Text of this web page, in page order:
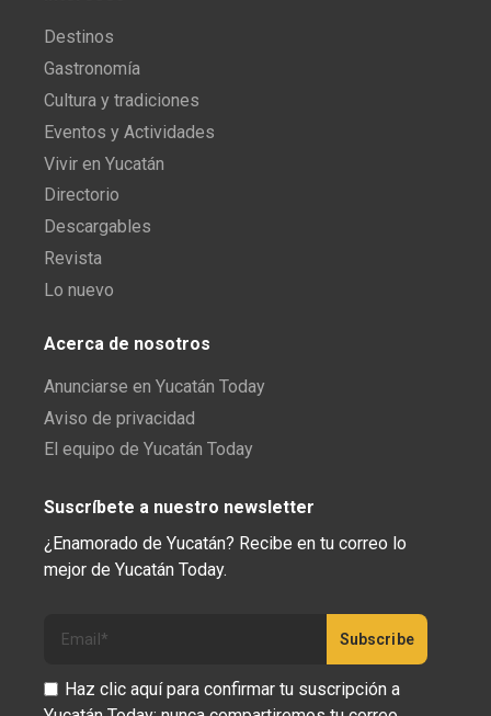
Destinos
Gastronomía
Cultura y tradiciones
Eventos y Actividades
Vivir en Yucatán
Directorio
Descargables
Revista
Lo nuevo
Acerca de nosotros
Anunciarse en Yucatán Today
Aviso de privacidad
El equipo de Yucatán Today
Suscríbete a nuestro newsletter
¿Enamorado de Yucatán? Recibe en tu correo lo
mejor de Yucatán Today.
Haz clic aquí para confirmar tu suscripción a